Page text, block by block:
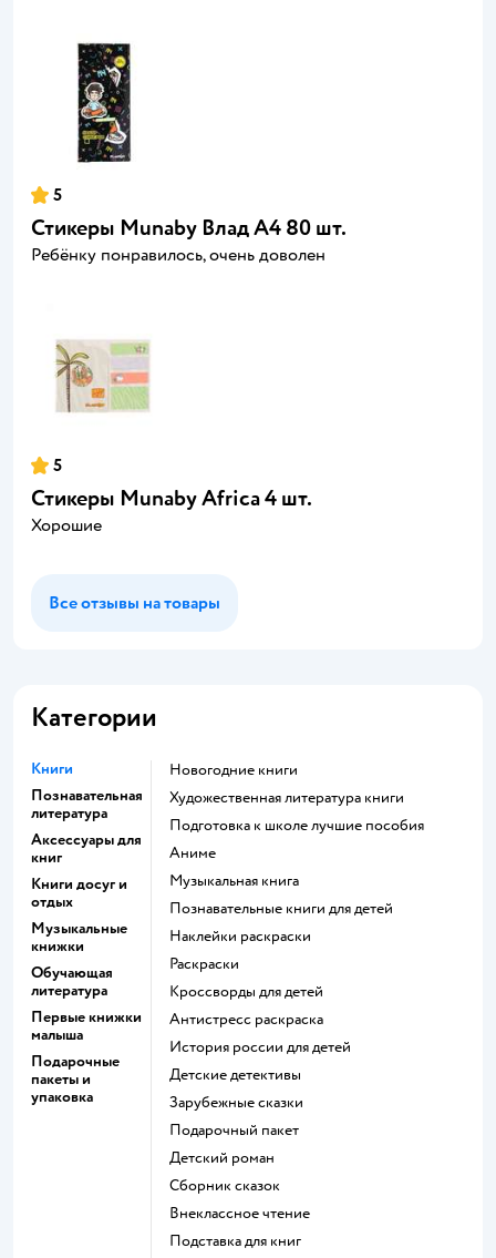
5
Стикеры Munaby Влад А4 80 шт.
Ребёнку понравилось, очень доволен
5
Стикеры Munaby Africa 4 шт.
Хорошие
Все отзывы на товары
Категории
Книги
Познавательная
литература
Аксессуары для
книг
Книги досуг и
отдых
Музыкальные
книжки
Обучающая
литература
Первые книжки
малыша
Подарочные
пакеты и
упаковка
новогодние книги
художественная литература книги
подготовка к школе лучшие пособия
Аниме
музыкальная книга
познавательные книги для детей
наклейки раскраски
раскраски
кроссворды для детей
антистресс раскраска
история россии для детей
детские детективы
зарубежные сказки
подарочный пакет
детский роман
сборник сказок
внеклассное чтение
подставка для книг